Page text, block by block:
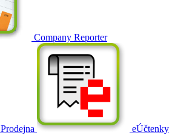
Company Reporter
Prodejna eÚčtenky